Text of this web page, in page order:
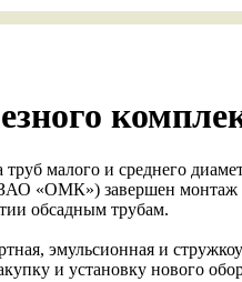
малого и среднего
«ОМК») завершен
обсадным трубам.
эмульсионная и
и установку нового